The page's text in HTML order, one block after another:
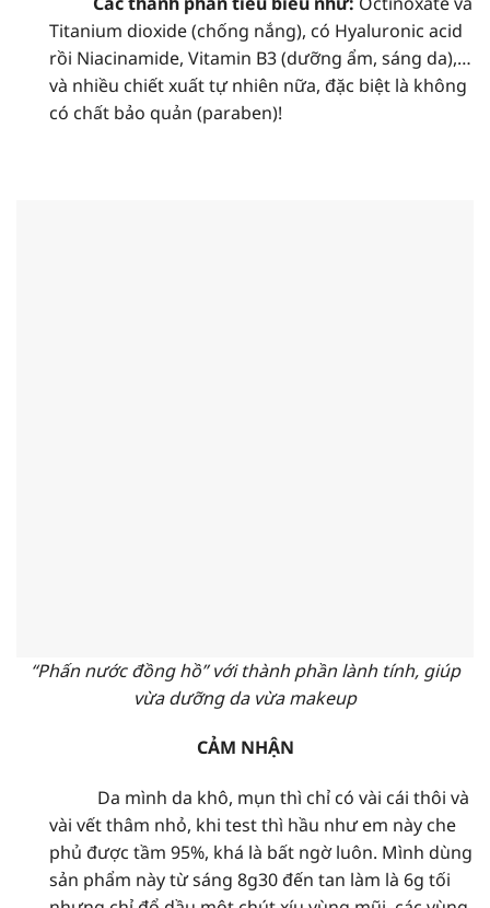
Titanium dioxide (chống nắng), có Hyaluronic acid
rồi Niacinamide, Vitamin B3 (dưỡng ẩm, sáng da),…
và nhiều chiết xuất tự nhiên nữa, đặc biệt là không
có chất bảo quản (paraben)!
“Phấn nước đồng hồ” với thành phần lành tính, giúp
vừa dưỡng da vừa makeup
CẢM NHẬN
Da mình da khô, mụn thì chỉ có vài cái thôi và
vài vết thâm nhỏ, khi test thì hầu như em này che
phủ được tầm 95%, khá là bất ngờ luôn. Mình dùng
sản phẩm này từ sáng 8g30 đến tan làm là 6g tối